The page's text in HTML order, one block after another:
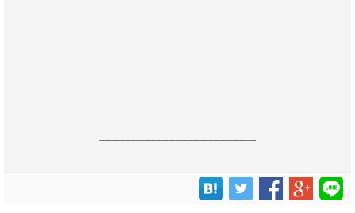
------------------------------------------------------------------